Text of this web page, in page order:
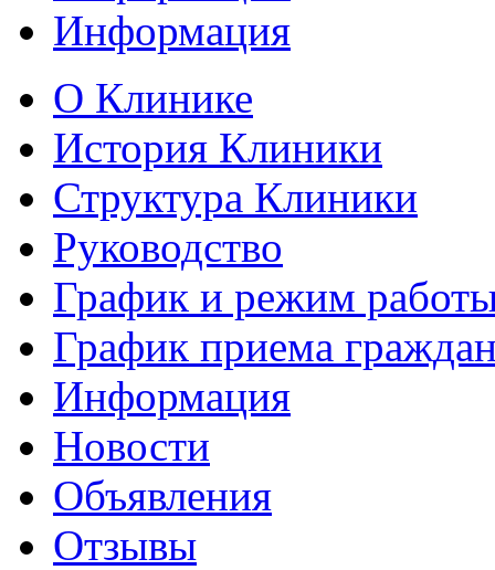
Информация
О Клинике
История Клиники
Структура Клиники
Руководство
График и режим
График приема
Информация
Новости
Объявления
Отзывы